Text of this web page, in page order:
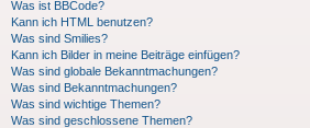
Was ist BBCode?
Kann ich HTML benutzen?
Was sind Smilies?
Kann ich Bilder in meine Beiträge einfügen?
Was sind globale Bekanntmachungen?
Was sind Bekanntmachungen?
Was sind wichtige Themen?
Was sind geschlossene Themen?